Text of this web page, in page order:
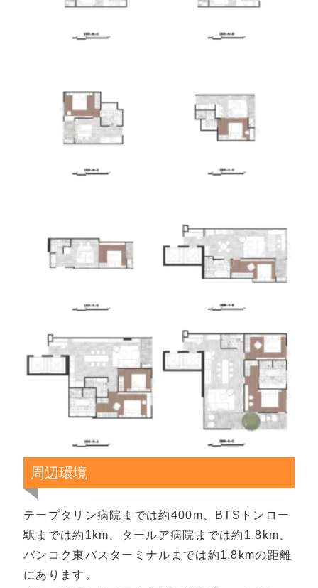
周辺環境
テープタリン病院までは約400m、BTSトンロー
駅までは約1km、タールア病院までは約1.8km、
バンコク東バスターミナルまでは約1.8kmの距離
にあります。